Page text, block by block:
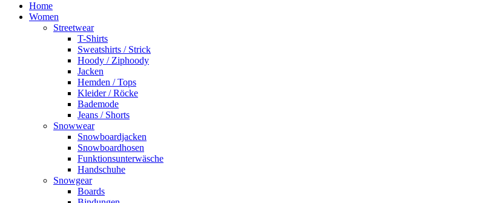
Home
Women
Streetwear
T-Shirts
Sweatshirts / Strick
Hoody / Ziphoody
Jacken
Hemden / Tops
Kleider / Röcke
Bademode
Jeans / Shorts
Snowwear
Snowboardjacken
Snowboardhosen
Funktionsunterwäsche
Handschuhe
Snowgear
Boards